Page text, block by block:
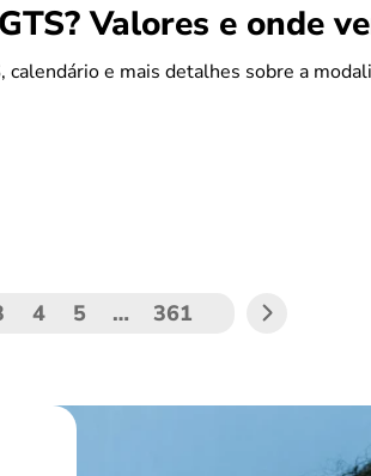
Valores e onde
e mais detalhes sobre a
4 5 … 361